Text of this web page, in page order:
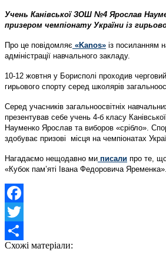
Учень Канівської ЗОШ №4 Ярослав
призером чемпіонату України із
Про це повідомляє «Kanos» із посиланням
адміністрації навчального закладу.
10-12 жовтня у Борисполі проходив черговий
гирьового спорту серед школярів
Серед учасників загальноосвітніх
презентував себе учень 4-б класу
Науменко Ярослав та виборов «срібло».
здобуває призові місця на чемпіонатах
Нагадаємо нещодавно ми писали про те,
«Кубок пам’яті Івана Федоровича Яременка».
Facebook
Twitter
Share
Схожі матеріали: